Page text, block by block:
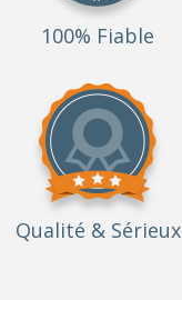
100% Fiable
Qualité & Sérieux